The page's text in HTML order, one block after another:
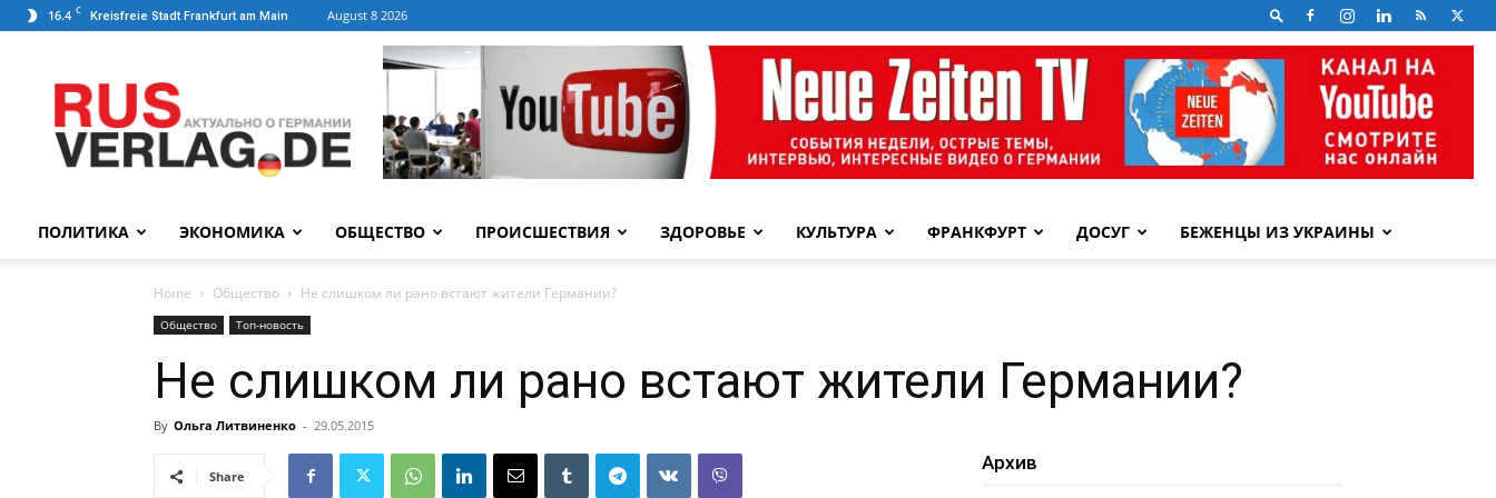
16.4 C Kreisfreie Stadt Frankfurt am Main August 8 2026
ПОЛИТИКА ЭКОНОМИКА ОБЩЕСТВО ПРОИСШЕСТВИЯ ЗДОРОВЬЕ КУЛЬТУРА ФРАНКФУРТ ДОСУГ БЕЖЕНЦЫ ИЗ УКРАИНЫ
Home Общество Не слишком ли рано встают жители Германии?
Общество Топ-новость
Не слишком ли рано встают жители Германии?
By Ольга Литвиненко - 29.05.2015
Share
Архив